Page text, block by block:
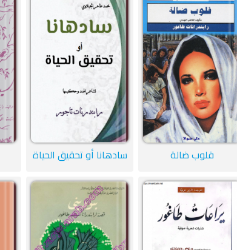
قلوب ضالة سادهانا أو تحقيق الحياة